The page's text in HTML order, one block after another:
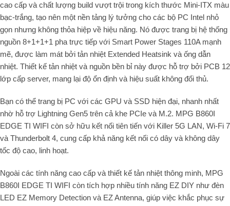
cao cấp và chất lượng build vượt trội trong kích thước Mini-ITX màu
bạc-trắng, tạo nên một nền tảng lý tưởng cho các bộ PC Intel nhỏ
gọn nhưng không thỏa hiệp về hiệu năng. Nó được trang bị hệ thống
nguồn 8+1+1+1 pha trực tiếp với Smart Power Stages 110A mạnh
mẽ, được làm mát bởi tản nhiệt Extended Heatsink và ống dẫn
nhiệt. Thiết kế tản nhiệt và nguồn bền bỉ này được hỗ trợ bởi PCB 12
lớp cấp server, mang lại độ ổn định và hiệu suất không đối thủ.
Bạn có thể trang bị PC với các GPU và SSD hiện đại, nhanh nhất
nhờ hỗ trợ Lightning Gen5 trên cả khe PCIe và M.2. MPG B860I
EDGE TI WIFI còn sở hữu kết nối tiên tiến với Killer 5G LAN, Wi-Fi 7
và Thunderbolt 4, cung cấp khả năng kết nối có dây và không dây
tốc độ cao, linh hoạt.
Ngoài các tính năng cao cấp và thiết kế tản nhiệt thông minh, MPG
B860I EDGE TI WIFI còn tích hợp nhiều tính năng EZ DIY như đèn
LED EZ Memory Detection và EZ Antenna, giúp việc khắc phục sự